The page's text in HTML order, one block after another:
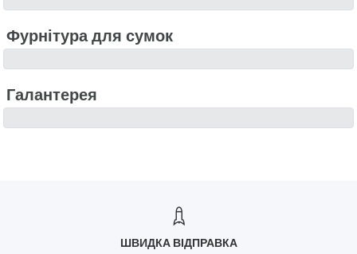
Фурнітура для сумок
Галантерея
ШВИДКА ВІДПРАВКА